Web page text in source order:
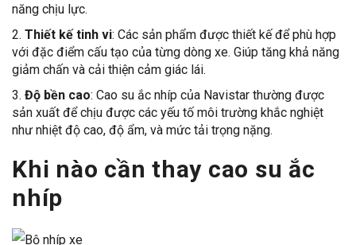
năng chịu lực.
Thiết kế tinh vi: Các sản phẩm được thiết kế để phù hợp
với đặc điểm cấu tạo của từng dòng xe. Giúp tăng khả năng
giảm chấn và cải thiện cảm giác lái.
Độ bền cao: Cao su ắc nhíp của Navistar thường được
sản xuất để chịu được các yếu tố môi trường khắc nghiệt
như nhiệt độ cao, độ ẩm, và mức tải trọng nặng.
Khi nào cần thay cao su ắc
nhíp